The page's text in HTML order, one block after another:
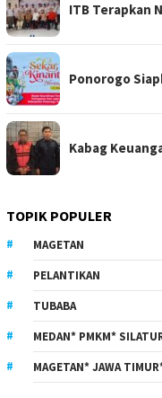
ITB Terapkan
Ponorogo
Kabag
TOPIK POPULER
MAGETAN
PELANTIKAN
TUBABA
MEDAN* PMKM*
MAGETAN* JAWA